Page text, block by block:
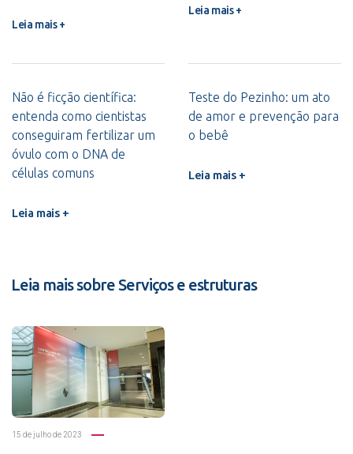
Leia mais +
Leia mais +
Não é ficção científica:
entenda como cientistas
conseguiram fertilizar um
óvulo com o DNA de
células comuns
Leia mais +
Teste do Pezinho: um ato
de amor e prevenção para
o bebê
Leia mais +
Leia mais sobre Serviços e estruturas
15 de julho de 2023